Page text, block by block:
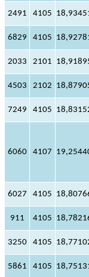
2491 4105
6829 4105
2033 2101
4503 2102
7249 4105
6060 4107
6027 4105
911 4105
3250 4105
5861 4105